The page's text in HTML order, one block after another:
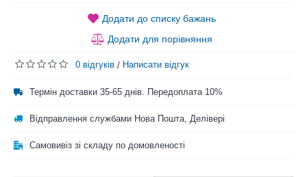
Додати до списку бажань
Додати для порівняння
0 відгуків / Написати відгук
Термін доставки 35-65 днів. Передоплата 10%
Відправлення службами Нова Пошта, Делівері
Самовивіз зі складу по домовленості